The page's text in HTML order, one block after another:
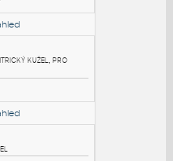
BLOKY